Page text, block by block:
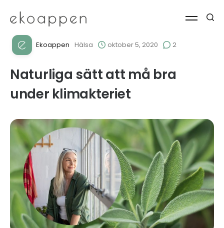
Ekoappen Hälsa oktober 5, 2020 2
Naturliga sätt att må bra
under klimakteriet